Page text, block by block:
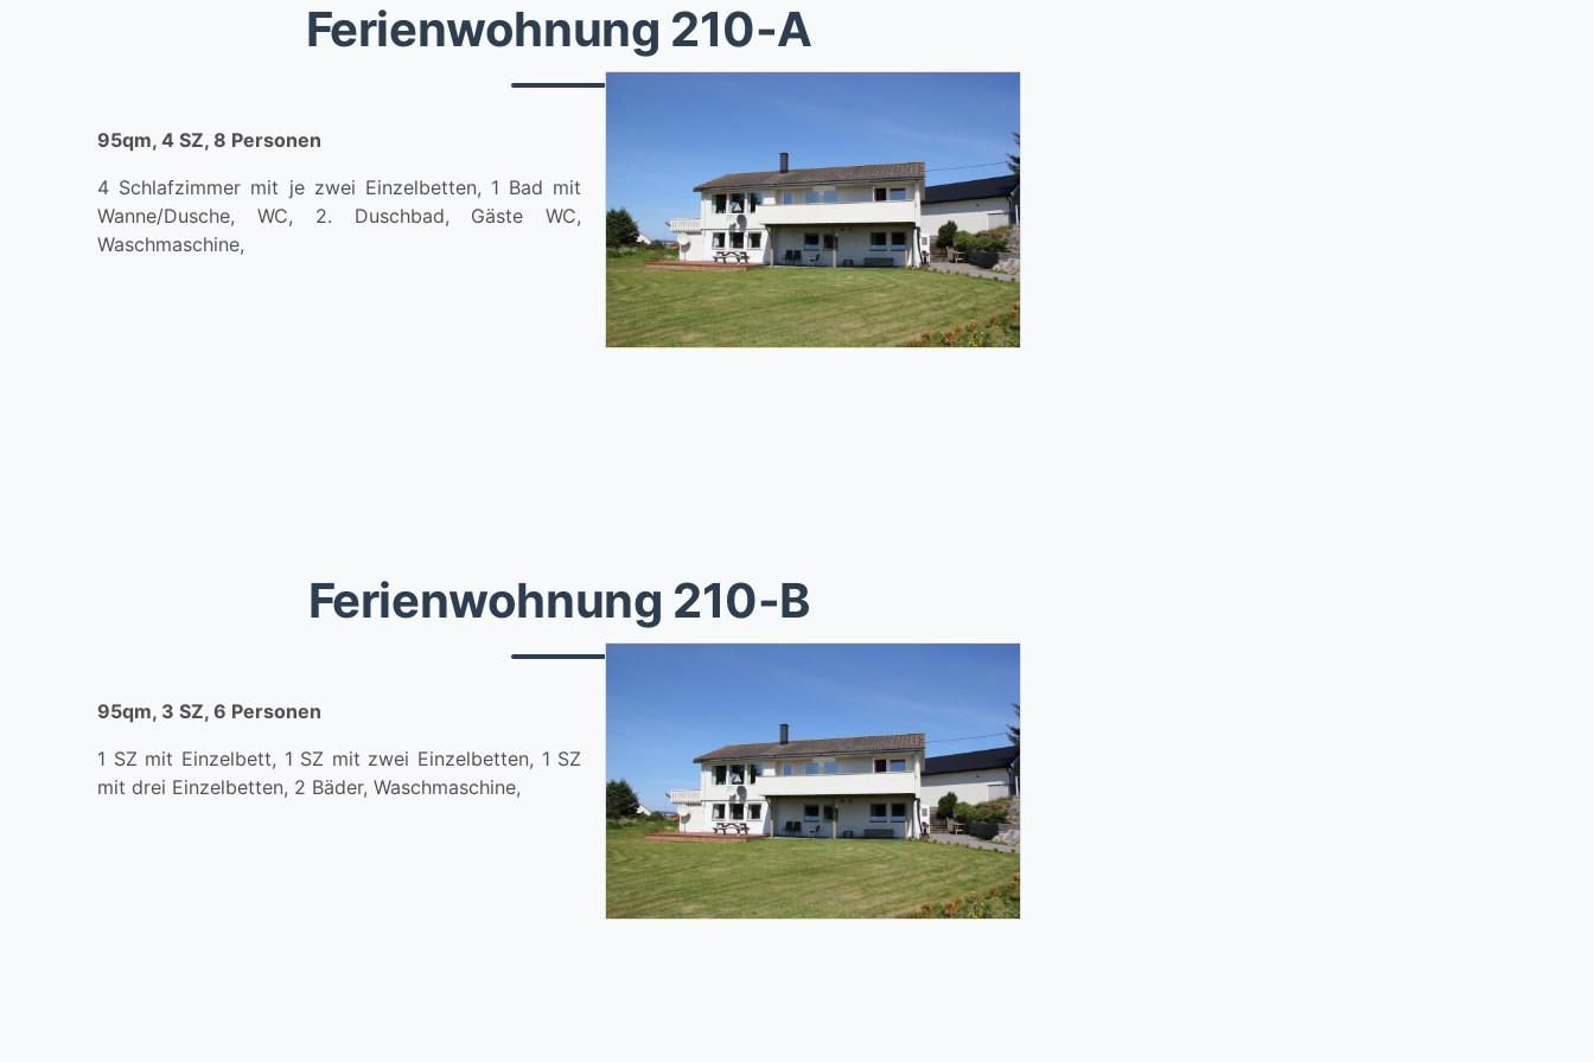
Ferienwohnung 210-A
95qm, 4 SZ, 8 Personen
4 Schlafzimmer mit je zwei Einzelbetten, 1 Bad mit
Wanne/Dusche, WC, 2. Duschbad, Gäste WC,
Waschmaschine,
Ferienwohnung 210-B
95qm, 3 SZ, 6 Personen
1 SZ mit Einzelbett, 1 SZ mit zwei Einzelbetten, 1 SZ
mit drei Einzelbetten, 2 Bäder, Waschmaschine,